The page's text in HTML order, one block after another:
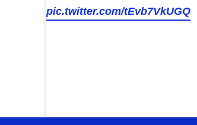
pic.twitter.com/tEvb7VkUGQ